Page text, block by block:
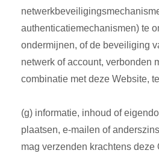
authenticatiemechanismen) te
ondermijnen, of de beveiliging
netwerk of account, verbonden
combinatie met deze Website,
(g) informatie, inhoud of
plaatsen, e-mailen of
mag verzenden krachtens deze